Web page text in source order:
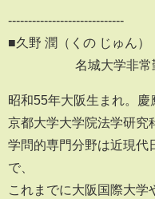
-----------------------------
■久野 潤（くの じゅん）
名城大学非常勤
昭和55年大阪生まれ。慶
京都大学大学院法学研究
学問的専門分野は近現代
で、
これまでに大阪国際大学